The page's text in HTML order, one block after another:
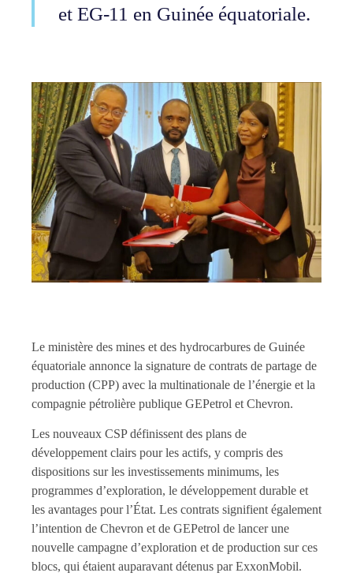
et EG-11 en Guinée équatoriale.
Le ministère des mines et des hydrocarbures de Guinée
équatoriale annonce la signature de contrats de partage de
production (CPP) avec la multinationale de l’énergie et la
compagnie pétrolière publique GEPetrol et Chevron.
Les nouveaux CSP définissent des plans de
développement clairs pour les actifs, y compris des
dispositions sur les investissements minimums, les
programmes d’exploration, le développement durable et
les avantages pour l’État. Les contrats signifient également
l’intention de Chevron et de GEPetrol de lancer une
nouvelle campagne d’exploration et de production sur ces
blocs, qui étaient auparavant détenus par ExxonMobil.